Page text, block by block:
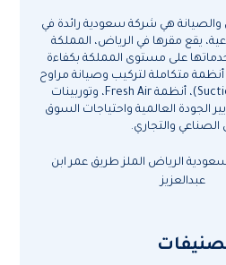
والصيانة هي شركة سعودية رائدة في
يقع مقرها في الرياض، المملكة
على مستوى المملكة بكفاءة
أنظمة متكاملة لتركيب وصيانة مراوح
الشفط المركزية (Suction Fans)، أنظمة Fresh Air، وتوربينات
الجودة العالمية واحتياجات السوق
والتجاري.
الرياض الملز طريق عمر ابن
عبدالعزيز